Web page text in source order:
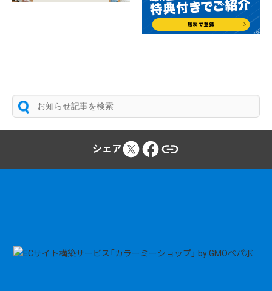
シェア